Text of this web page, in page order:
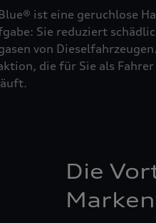
ist eine geruchlose
Sie reduziert
von
die für Sie als
Die